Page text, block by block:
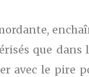
que
avec le pire